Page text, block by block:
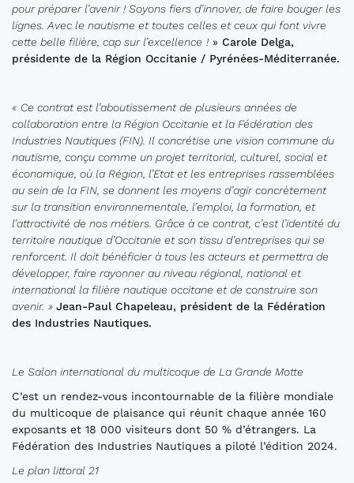
pour préparerl’avenir ! Soyons fiers d’innover, de faire bouger les
lignes . Avec le nautisme et toutes celles et ceux qui font vivre
cette belle filière cap surl’excellence ! » Carole Delga,
présidente de la Région Occitanie / Pyrénées-Méditerranée.
« Ce contrat est l’aboutissement de plusieurs années de
collaboration entre la Région Occitanie et la Fédération des
Industries Nautiques (FIN). Il concrétise une vision commune du
nautisme, conçu comme un projet territorial, culturel, social et
économique, où la Région, l’Etat et les entreprises rassemblées
au sein de la FIN, se donnent les moyens d’agir concrètement
sur la transition environnementale, l’emploi, la formation, et
l’attractivité de nos métiers. Grâce à ce contrat, c’est l’identité du
territoire nautique d’Occitanie et son tissu d’entreprises qui se
renforcent. Il doit bénéficier à tous les acteurs et permettra de
développer, faire rayonner au niveau régional, national et
international la filière nautique occitane et de construire son
avenir. » Jean-Paul Chapeleau, président de la Fédération
des Industries Nautiques.
Le Salon international du multicoque de La Grande Motte
C’est un rendez-vous incontournable de la filière mondiale
du multicoque de plaisance qui réunit chaque année 160
exposants et 18 000 visiteurs dont 50 % d’étrangers. La
Fédération des Industries Nautiques a piloté l’édition 2024.
Le plan littoral 21